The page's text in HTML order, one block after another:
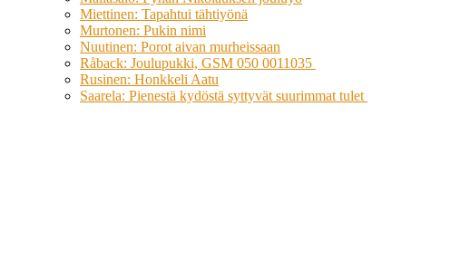
Miettinen: Tapahtui tähtiyönä
Murtonen: Pukin nimi
Nuutinen: Porot aivan murheissaan
Råback: Joulupukki, GSM 050 0011035
Rusinen: Honkkeli Aatu
Saarela: Pienestä kydöstä syttyvät suurimmat tulet